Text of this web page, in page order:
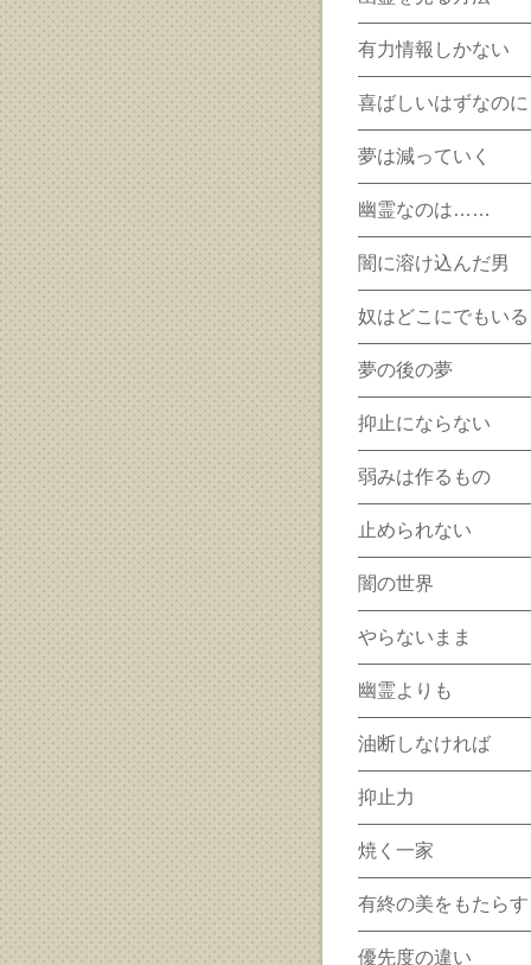
有力情報しかない
喜ばしいはずなのに
夢は減っていく
幽霊なのは……
闇に溶け込んだ男
奴はどこにでもいる
夢の後の夢
抑止にならない
弱みは作るもの
止められない
闇の世界
やらないまま
幽霊よりも
油断しなければ
抑止力
焼く一家
有終の美をもたらす
優先度の違い